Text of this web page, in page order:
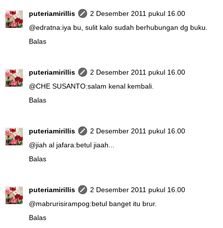
puteriamirillis
2 Desember 2011 pukul 16.00
@edratna:iya bu, sulit kalo sudah berhubungan dg buku.
Balas
puteriamirillis
2 Desember 2011 pukul 16.00
@CHE SUSANTO:salam kenal kembali.
Balas
puteriamirillis
2 Desember 2011 pukul 16.00
@jiah al jafara:betul jiaah...
Balas
puteriamirillis
2 Desember 2011 pukul 16.00
@mabrurisirampog:betul banget itu brur.
Balas